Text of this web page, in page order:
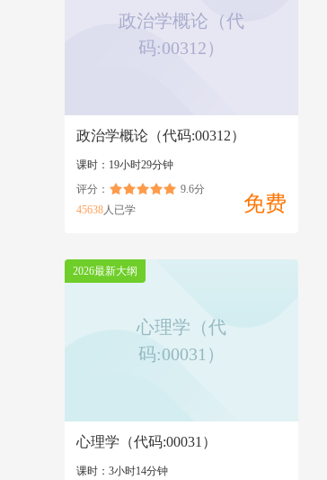
政治学概论（代
码:00312）
政治学概论（代码:00312）
课时：19小时29分钟
免费
评分：
9.6分
45638人已学
2026最新大纲
心理学（代
码:00031）
心理学（代码:00031）
课时：3小时14分钟